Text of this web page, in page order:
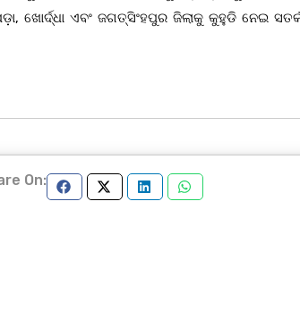
ଖୋର୍ଦ୍ଧା ଏବଂ ଜଗତ୍ସିଂହପୁର ଜିଲାକୁ କୁହୁଡି ନେଇ
On: